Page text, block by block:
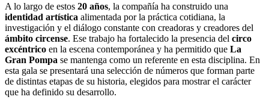
A lo largo de estos 20 años, la compañía ha construido una
identidad artística alimentada por la práctica cotidiana, la
investigación y el diálogo constante con creadoras y creadores del
ámbito circense. Ese trabajo ha fortalecido la presencia del circo
excéntrico en la escena contemporánea y ha permitido que La
Gran Pompa se mantenga como un referente en esta disciplina. En
esta gala se presentará una selección de números que forman parte
de distintas etapas de su historia, elegidos para mostrar el carácter
que ha definido su desarrollo.